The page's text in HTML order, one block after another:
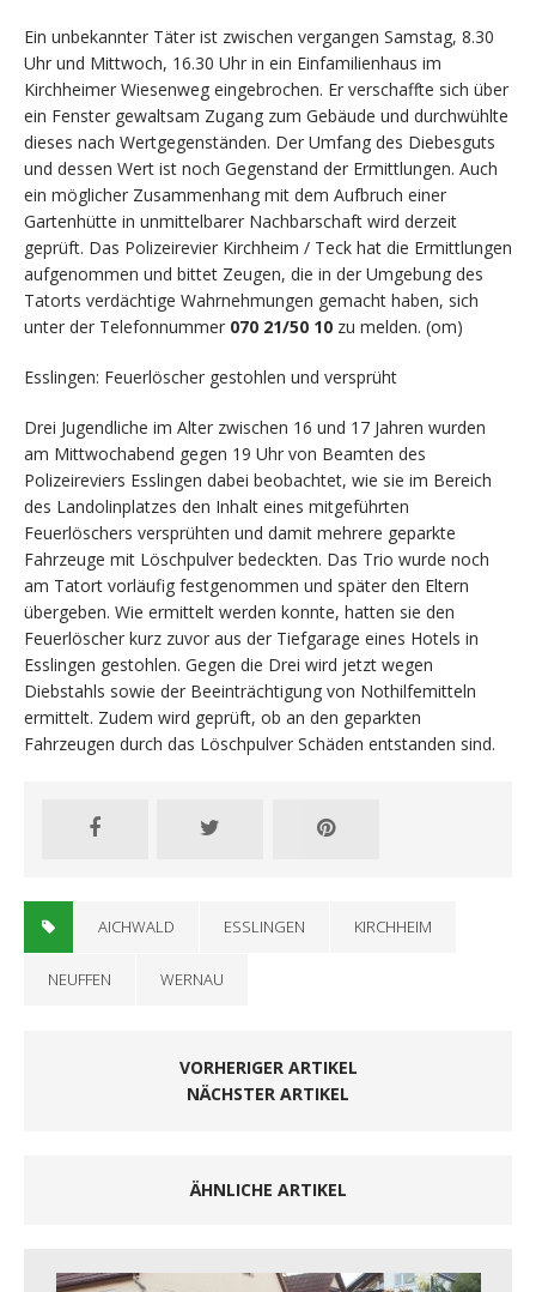
Ein unbekannter Täter ist zwischen vergangen Samstag, 8.30
Uhr und Mittwoch, 16.30 Uhr in ein Einfamilienhaus im
Kirchheimer Wiesenweg eingebrochen. Er verschaffte sich über
ein Fenster gewaltsam Zugang zum Gebäude und durchwühlte
dieses nach Wertgegenständen. Der Umfang des Diebesguts
und dessen Wert ist noch Gegenstand der Ermittlungen. Auch
ein möglicher Zusammenhang mit dem Aufbruch einer
Gartenhütte in unmittelbarer Nachbarschaft wird derzeit
geprüft. Das Polizeirevier Kirchheim / Teck hat die Ermittlungen
aufgenommen und bittet Zeugen, die in der Umgebung des
Tatorts verdächtige Wahrnehmungen gemacht haben, sich
unter der Telefonnummer 070 21/50 10 zu melden. (om)
Esslingen: Feuerlöscher gestohlen und versprüht
Drei Jugendliche im Alter zwischen 16 und 17 Jahren wurden
am Mittwochabend gegen 19 Uhr von Beamten des
Polizeireviers Esslingen dabei beobachtet, wie sie im Bereich
des Landolinplatzes den Inhalt eines mitgeführten
Feuerlöschers versprühten und damit mehrere geparkte
Fahrzeuge mit Löschpulver bedeckten. Das Trio wurde noch
am Tatort vorläufig festgenommen und später den Eltern
übergeben. Wie ermittelt werden konnte, hatten sie den
Feuerlöscher kurz zuvor aus der Tiefgarage eines Hotels in
Esslingen gestohlen. Gegen die Drei wird jetzt wegen
Diebstahls sowie der Beeinträchtigung von Nothilfemitteln
ermittelt. Zudem wird geprüft, ob an den geparkten
Fahrzeugen durch das Löschpulver Schäden entstanden sind.
AICHWALD ESSLINGEN KIRCHHEIM
NEUFFEN WERNAU
VORHERIGER ARTIKEL
NÄCHSTER ARTIKEL
ÄHNLICHE ARTIKEL